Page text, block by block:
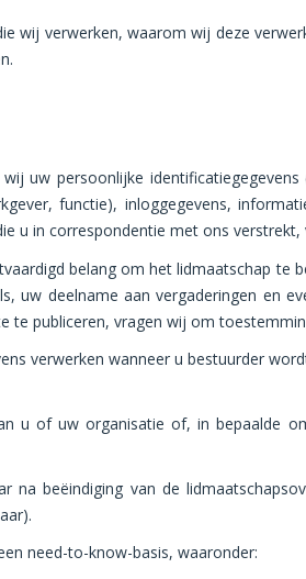
wij verwerken, waarom wij deze
uw persoonlijke
functie), inloggegevens,
u in correspondentie met ons verstrekt,
belang om het lidmaatschap te
deelname aan vergaderingen en
te publiceren, vragen wij om
verwerken wanneer u bestuurder
u of uw organisatie of, in bepaalde
na beëindiging van de
need-to-know-basis, waaronder: